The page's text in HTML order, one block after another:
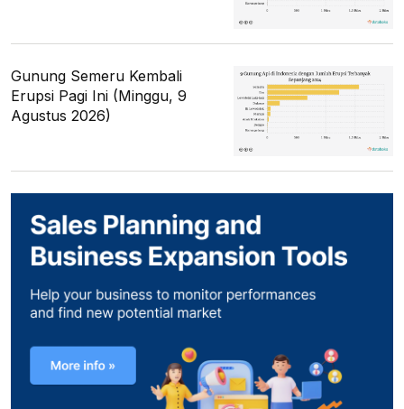
Gunung Semeru Kembali
Erupsi Pagi Ini (Minggu, 9
Agustus 2026)